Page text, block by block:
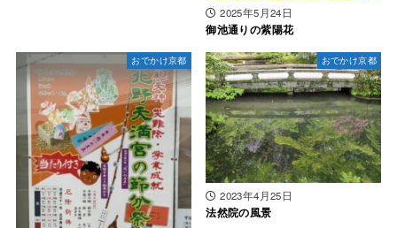
2025年5月24日
御池通りの紫陽花
おでかけ京都 おでかけ京都
2023年4月25日
法然院の風景